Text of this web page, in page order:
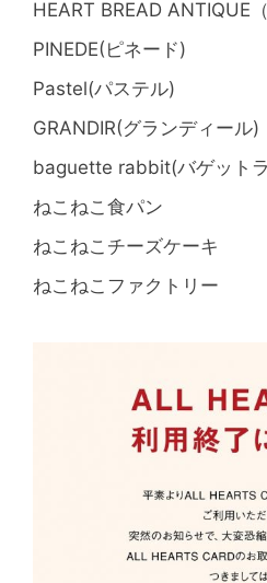
HEART BREAD ANTIQUE
PINEDE(ピネード)
Pastel(パステル)
GRANDIR(グランディール)
baguette rabbit(バゲット
ねこねこ食パン
ねこねこチーズケーキ
ねこねこファクトリー